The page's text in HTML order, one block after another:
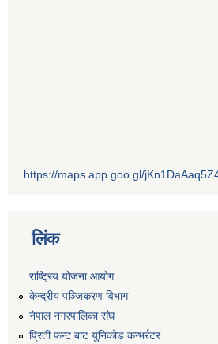
https://maps.app.goo.gl/
लिंक
राष्ट्रिय योजना आयोग
केन्द्रीय पञ्जिकरण विभाग
नेपाल नगरपालिका संघ
प्रिती फन्ट बाट युनिकोड कन्भर्रटर